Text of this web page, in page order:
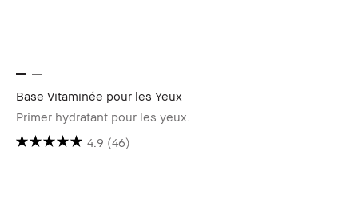
Base Vitaminée pour les Yeux
Primer hydratant pour les yeux.
4.9 (46)